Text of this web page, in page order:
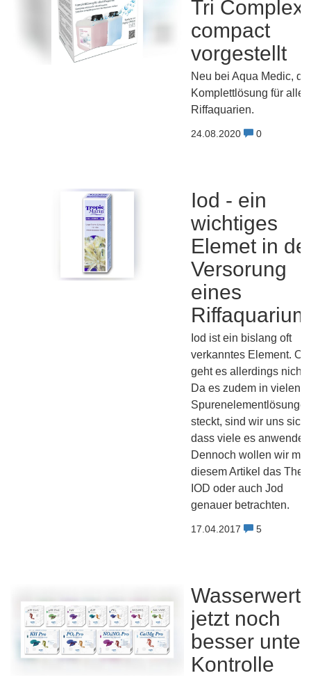
Tri Complex
compact
vorgestellt
Neu bei Aqua Medic, die
Komplettlösung für alle
Riffaquarien.
24.08.2020 0
Iod - ein
wichtiges
Elemet in
Versorung
eines
Iod ist ein bislang oft
verkanntes Element.
geht es allerdings nicht.
Da es zudem in vielen
steckt, sind wir uns
dass viele es
Dennoch wollen wir mit
diesem Artikel das
IOD oder auch Jod
genauer betrachten.
17.04.2017 5
jetzt noch
besser unter
Kontrolle